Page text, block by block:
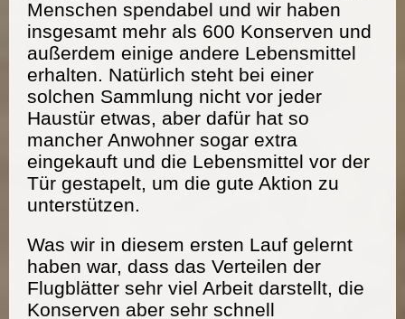
Menschen spendabel und wir haben
insgesamt mehr als 600 Konserven und
außerdem einige andere Lebensmittel
erhalten. Natürlich steht bei einer
solchen Sammlung nicht vor jeder
Haustür etwas, aber dafür hat so
mancher Anwohner sogar extra
eingekauft und die Lebensmittel vor der
Tür gestapelt, um die gute Aktion zu
unterstützen.
Was wir in diesem ersten Lauf gelernt
haben war, dass das Verteilen der
Flugblätter sehr viel Arbeit darstellt, die
Konserven aber sehr schnell